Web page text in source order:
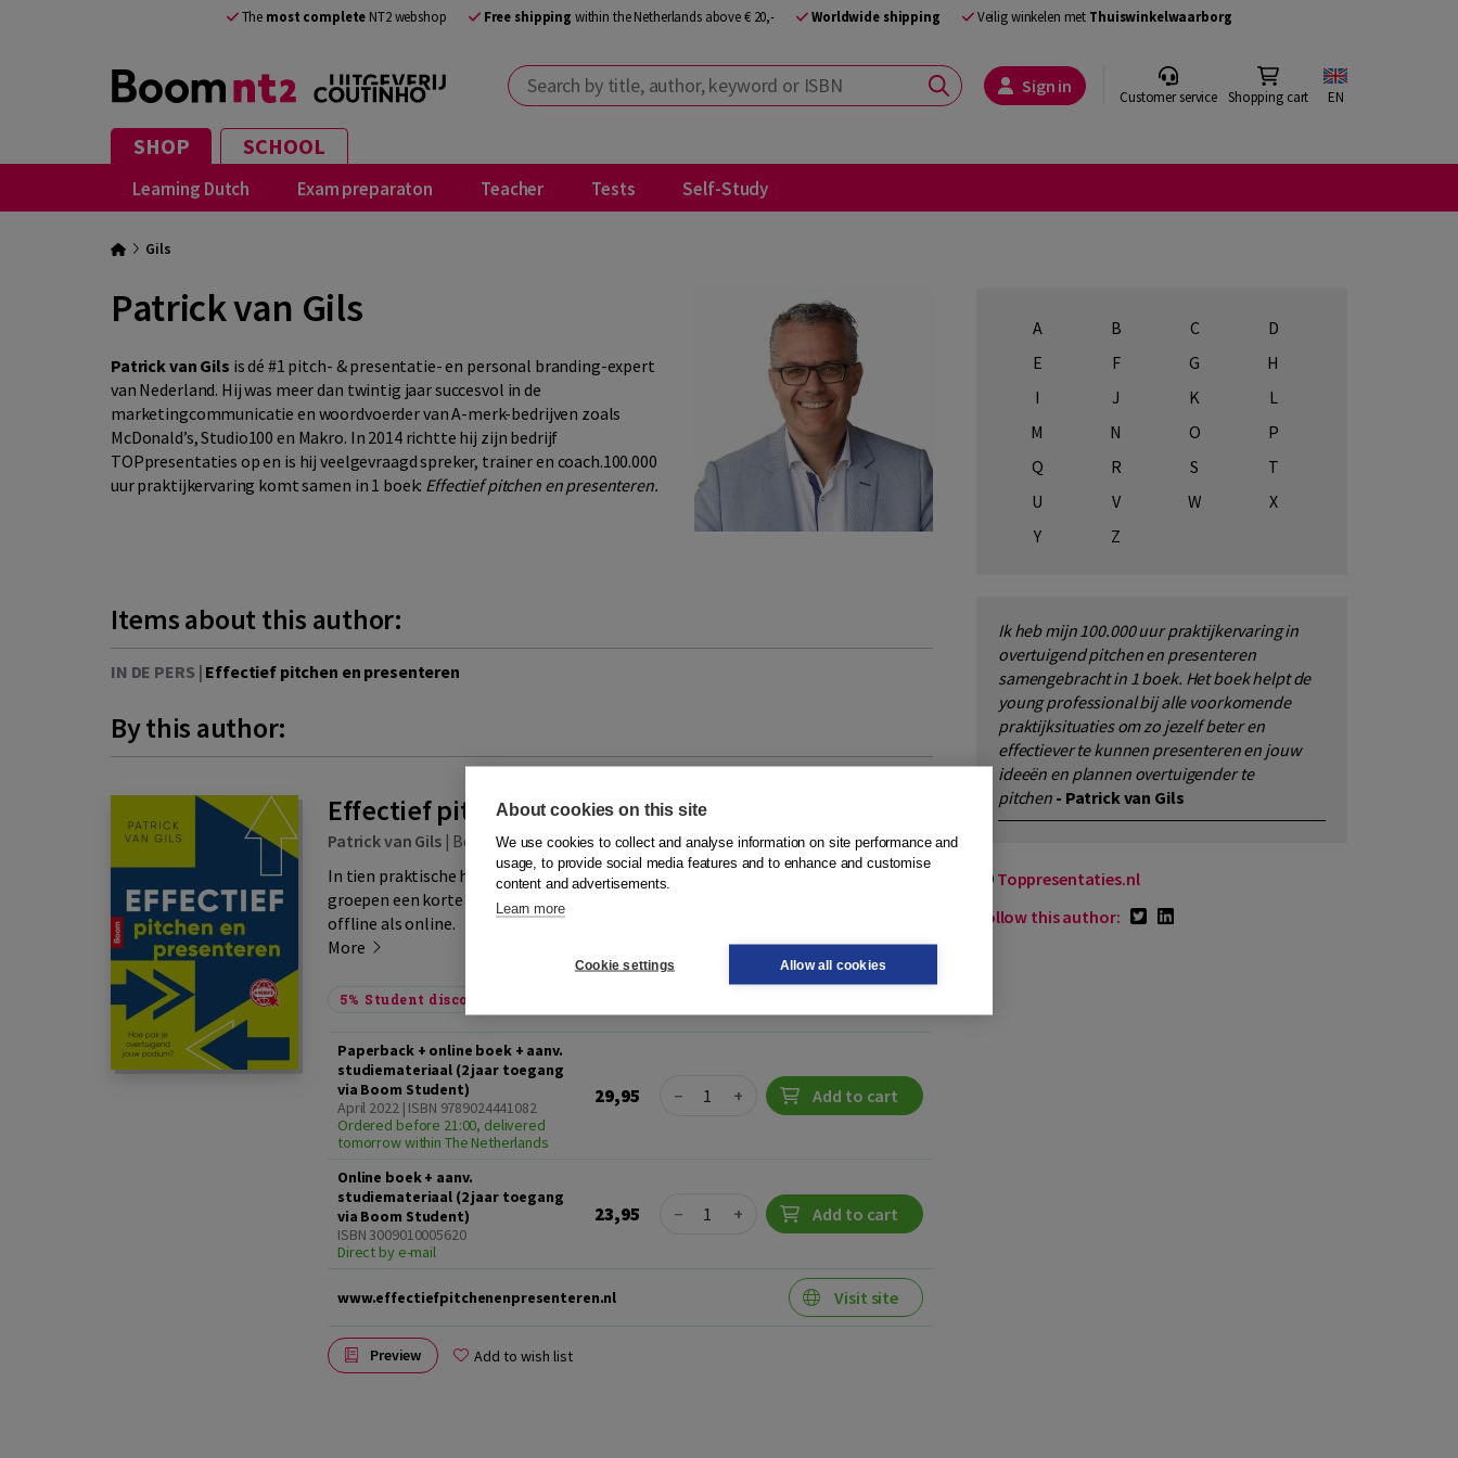
The most complete NT2 webshop Free shipping within the Netherlands above € 20,- Worldwide shipping Veilig winkelen met Thuiswinkelwaarborg
Search by title, author, keyword or ISBN Sign in Customer service Shopping cart EN
SHOP SCHOOL
Learning Dutch Exam preparaton Teacher Tests Self-Study
Gils
Patrick van Gils
Patrick van Gils is dé #1 pitch- & presentatie- en personal branding-expert
van Nederland. Hij was meer dan twintig jaar succesvol in de
marketingcommunicatie en woordvoerder van A-merk-bedrijven zoals
McDonald’s, Studio100 en Makro. In 2014 richtte hij zijn bedrijf
TOPpresentaties op en is hij veelgevraagd spreker, trainer en coach.100.000
uur praktijkervaring komt samen in 1 boek: Effectief pitchen en presenteren.
Items about this author:
IN DE PERS | Effectief pitchen en presenteren
By this author:
Effectief pitchen en presenteren
Patrick van Gils| Boom
In tien praktische hoofdstukken laat Patrick van Gils zien hoe je in kleine én grote
groepen een korte of lange pitch of presentatie met impact kunt geven, zowel
offline als online.
More
5% Student discount
Paperback + online boek + aanv.
studiemateriaal (2 jaar toegang
via Boom Student)
April 2022 | ISBN 9789024441082
Ordered before 21:00, delivered
tomorrow within The Netherlands
29,95 Quantity
− + Add to cart
Online boek + aanv.
studiemateriaal (2 jaar toegang
via Boom Student)
ISBN 3009010005620
Direct by e-mail
23,95 Quantity
− + Add to cart
www.effectiefpitchenenpresenteren.nl Visit site
Preview Add to wish list
A B C
D
E
F G
H
I
J K
L
M
N O
P
Q
R S
T
U
V W
X
Y
Z
Ik heb mijn 100.000 uur praktijkervaring in
overtuigend pitchen en presenteren
samengebracht in 1 boek. Het boek helpt de
young professional bij alle voorkomende
praktijksituaties om zo jezelf beter en
effectiever te kunnen presenteren en jouw
ideeën en plannen overtuigender te
pitchen - Patrick van Gils
Toppresentaties.nl
Follow this author:
About cookies on this site
We use cookies to collect and analyse information on site performance and
usage, to provide social media features and to enhance and customise
content and advertisements.
Learn more
Cookie settings Allow all cookies